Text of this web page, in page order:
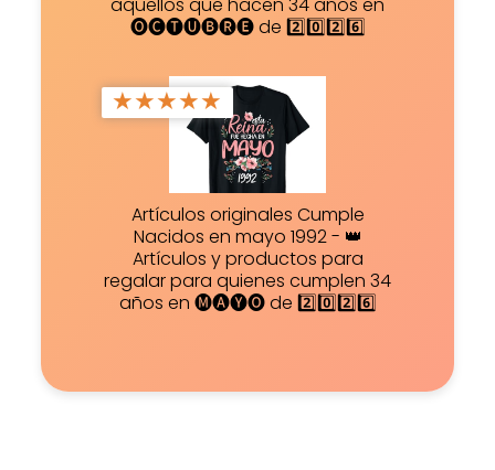
🅞🅒🅣🅤🅑🅡🅔 de 2️⃣0️⃣2️⃣6️⃣
★★★★★
Artículos originales Cumple
Nacidos en mayo 1992 - 👑
Artículos y productos para
regalar para quienes cumplen 34
años en 🅜🅐🅨🅞 de 2️⃣0️⃣2️⃣6️⃣